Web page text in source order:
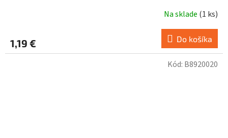
Na sklade (1 ks)
1,19 € Do košíka
Kód: B8920020